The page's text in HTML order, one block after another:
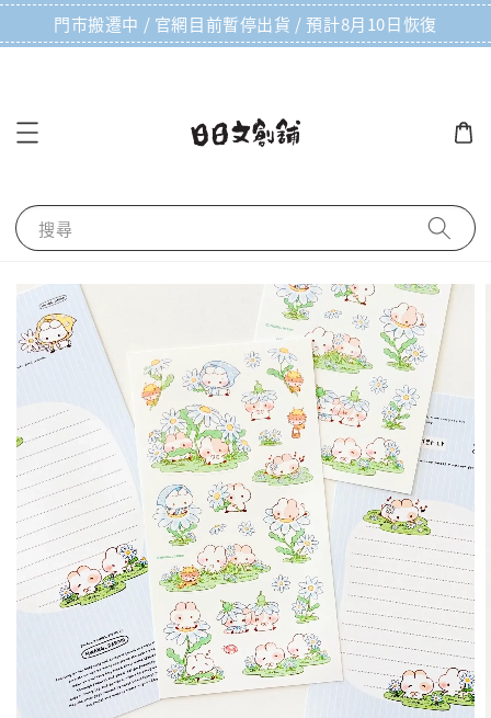
門市搬遷中 / 官網目前暫停出貨 / 預計8月10日恢復
搜尋